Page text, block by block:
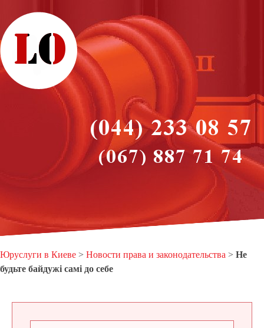
Юруслуги в Киеве > Новости права и законодательства > Не
будьте байдужі самі до себе